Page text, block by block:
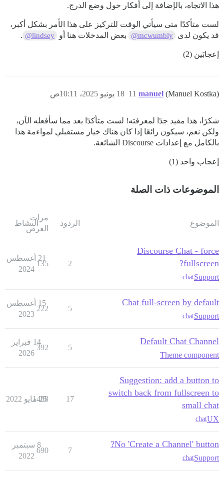
هذا الاتجاه، بالإضافة إلى أفكار حول وضع الدرج.
لست متأكدًا متى سيأتي الوقت للتركيز على هذا الأمر بشكل أكبر،
قد يكون لدى
@mcwumbly بعض المدخلات هنا أو @lindsey
.
إعجابَين (2)
manuel (Manuel Kostka) 18 يونيو 2025، 10:11ص 11
شكرًا، هذا مفيد جدًا لمعرفته! لست متأكدًا بعد مما سأفعله الآن،
ولكن نعم، سيكون رائعًا إذا كان هناك خيار مستقبلي لمواءمة هذا
بالكامل مع إعدادات Discourse الشائعة.
إعجاب واحد (1)
الموضوعات ذات الصلة
الموضوع الردود
مرات
العرض
النشاط
Discourse Chat - force
fullscreen?
Support
chat
2
135
21 أغسطس
2024
Chat full-screen by default
Support
chat
5
222
15 أغسطس
2023
Default Chat Channel
Theme component
5
392
14 فبراير
2026
Suggestion: add a button to
switch back from fullscreen to
small chat
UX
chat
17
1488
25 مايو 2022
No 'Create a Channel' button?
Support
chat
7
690
8 سبتمبر
2022